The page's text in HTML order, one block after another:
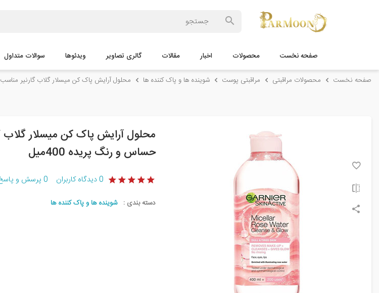
صفحه نخست محصولات اخبار مقالات گالری تصاویر ویدئوها سوالات متداول
صفحه نخست محصولات مراقبتی مراقبتی پوست شوینده ها و پاک کننده ها محلول آرایش پاک کن میسلار گلاب گارنیر مناسب
محلول آرایش پاک کن میسلار
حساس و رنگ پریده 400میل
0دیدگاه کاربران 0 پرسش و
دسته بندی : شوینده ها و پاک کننده ها